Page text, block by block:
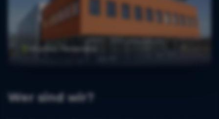
Wijchen, Nederland
Wer sind wir?